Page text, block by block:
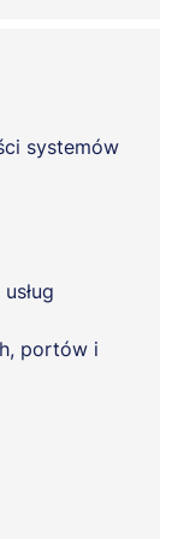
systemów
portów i